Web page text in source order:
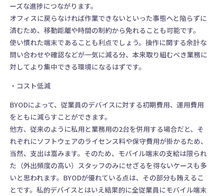
ーズな進捗につながります。
オフィスに戻らなければ作業できないといった事態へと陥らずに
済むため、移動距離や時間の制約から免れることも可能です。
使い慣れた端末であることも利点でしょう。操作に関する余計な
問い合わせや確認などが一気に減る分、本来取り組むべき業務に
対してより集中できる環境になるはずです。
・コスト低減
BYODによって、従業員のデバイスに対する初期費用、運用費用
をともに減らすことができます。
他方、従来のように私用と業務用の2台を併用する場合だと、そ
れぞれにソフトウェアのライセンス料や保守費用が掛かるため、
当然、支出は嵩みます。そのため、モバイル端末の支給は限られ
た（外出頻度の高い）スタッフのみにせざるを得ないケースも多
いと思われます。BYODが優れている点は、その部分も賄えるこ
とです。私的デバイスとはいえ結果的に全従業員にモバイル端末